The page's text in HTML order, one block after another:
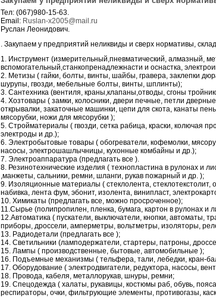
Тел: (067)980-15-63.
Email: Ruslan-x2005@mail.ru
Руслан Леонидович.
. Закупаем у предприятий неликвиды и сверх нормативы,
1. Инструмент (измерительный,пневматический, алмазный,
вспомогательный,станкопренадлежнасти и оснастка,
2. Метизы ( гайки, болты, винты, шайбы, гравера, заклепки
шурупы, гвозди, мебельные болты, винты, шплинты);
3. Сантехника (вентиля, краны,клапаны,отводы, сгоны
4. Хозтовары ( замки, колосники, двери печные, петли
открывалки, закаточные машинки, цепи для скота, канаты
мясорубки, ножи для мясорубки );
5. Стройматериалы ( гвозди, сетка рабица, краски, колючая
электроды и др.);
6. Электробытовые товары ( обогреватели, кофемолки,
насосы, электрошашлычницы, кухонные комбайны и др.);
7. Электроаппаратура (предлагать все ).
8. Резинотехнические изделия ( технопластина в рулонах и
,манжеты, сальники, ремни, шланги, рукав пожарный и др. );
9. Изоляционные материалы ( стеклолента, стеклотекстолит,
набивка, лента фум, эбонит, изолента, винипласт,
10. Химикаты (предлагать все, можно просроченное);
11.Сырье (полипропилен, пленка, бумага, картон в рулонах и
12.Автоматика ( пускатели, выключатели, кнопки, автоматы,
приборы, дроссели, амперметры, вольтметры, изоляторы,
13. Радиодетали (предлагать все );
14. Светильники (ламподержатели, стартеры, патроны,
15. Лампы ( производственные, бытовые, автомобильные );
16. Подъемные механизмы ( тельфера, тали, лебедки, кран-
17. Оборудование ( электродвигатели, редуктора, насосы,
18. Провода, кабеля, металлорукав, шнуры, ремни;
19. Спецодежда ( халаты, рукавицы, костюмы раб, обувь,
респираторы, очки, фильтрующие элементы, противогазы,